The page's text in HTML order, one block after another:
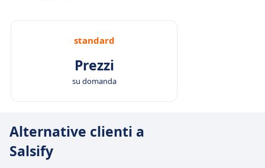
standard
Prezzi
su domanda
Alternative clienti a
Salsify